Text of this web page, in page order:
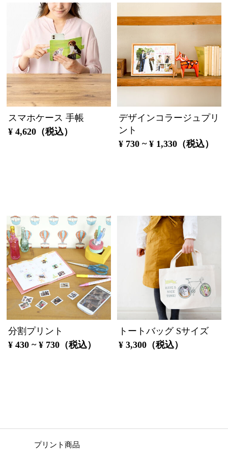
スマホケース 手帳
¥ 4,620（税込）
デザインコラージュプリ
ント
¥ 730 ~ ¥ 1,330（税込）
分割プリント
¥ 430 ~ ¥ 730（税込）
トートバッグ Sサイズ
¥ 3,300（税込）
プリント商品